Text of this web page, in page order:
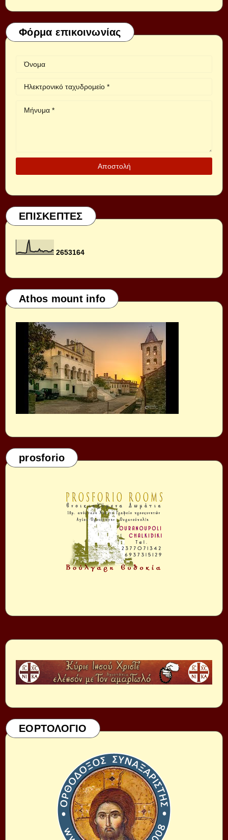
Φόρμα επικοινωνίας
ΕΠΙΣΚΕΠΤΕΣ
2653164
Athos mount info
prosforio
ΕΟΡΤΟΛΟΓΙΟ